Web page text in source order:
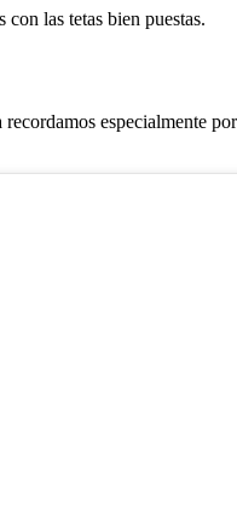
con las tetas bien puestas.
especialmente